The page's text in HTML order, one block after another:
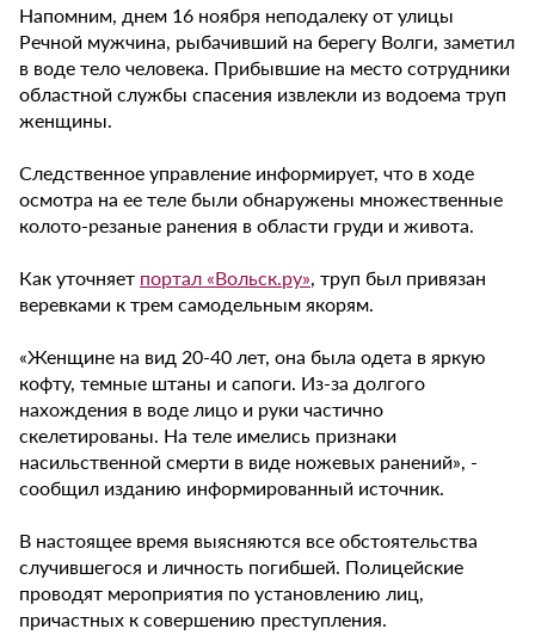
Напомним, днем 16 ноября неподалеку от улицы
Речной мужчина, рыбачивший на берегу Волги, заметил
в воде тело человека. Прибывшие на место сотрудники
областной службы спасения извлекли из водоема труп
женщины.
Следственное управление информирует, что в ходе
осмотра на ее теле были обнаружены множественные
колото-резаные ранения в области груди и живота.
Как уточняет портал «Вольск.ру», труп был привязан
веревками к трем самодельным якорям.
«Женщине на вид 20-40 лет, она была одета в яркую
кофту, темные штаны и сапоги. Из-за долгого
нахождения в воде лицо и руки частично
скелетированы. На теле имелись признаки
насильственной смерти в виде ножевых ранений», -
сообщил изданию информированный источник.
В настоящее время выясняются все обстоятельства
случившегося и личность погибшей. Полицейские
проводят мероприятия по установлению лиц,
причастных к совершению преступления.